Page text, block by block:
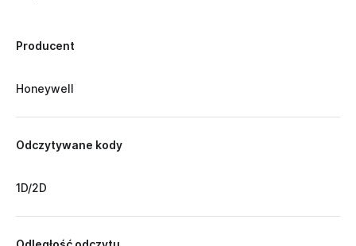
Producent
Honeywell
Odczytywane kody
1D/2D